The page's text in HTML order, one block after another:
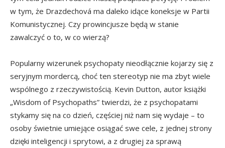
w tym, że Drazdechová ma daleko idące koneksje w Partii
Komunistycznej. Czy prowincjusze będą w stanie
zawalczyć o to, w co wierzą?
Popularny wizerunek psychopaty nieodłącznie kojarzy się z
seryjnym mordercą, choć ten stereotyp nie ma zbyt wiele
wspólnego z rzeczywistością. Kevin Dutton, autor książki
„Wisdom of Psychopaths” twierdzi, że z psychopatami
stykamy się na co dzień, częściej niż nam się wydaje – to
osoby świetnie umiejące osiągać swe cele, z jednej strony
dzięki inteligencji i sprytowi, a z drugiej za sprawą